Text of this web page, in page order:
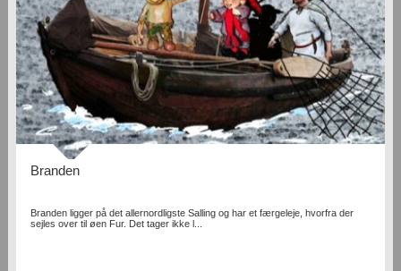
Branden
Branden ligger på det allernordligste Salling og har et færgeleje, hvorfra der
sejles over til øen Fur. Det tager ikke l...